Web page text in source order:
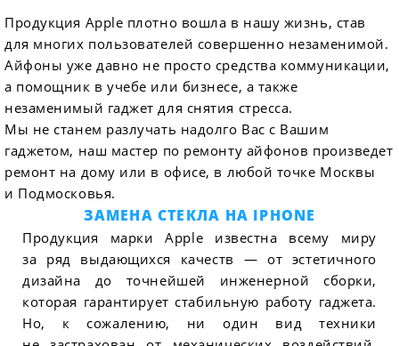
Продукция Apple плотно вошла в нашу жизнь, став
для многих пользователей совершенно незаменимой.
Айфоны уже давно не просто средства коммуникации,
а помощник в учебе или бизнесе, а также
незаменимый гаджет для снятия стресса.
Мы не станем разлучать надолго Вас с Вашим
гаджетом, наш мастер по ремонту айфонов произведет
ремонт на дому или в офисе, в любой точке Москвы
и Подмосковья.
ЗАМЕНА СТЕКЛА НА IPHONE
Продукция марки Apple известна всему миру
за ряд выдающихся качеств — от эстетичного
дизайна до точнейшей инженерной сборки,
которая гарантирует стабильную работу гаджета.
Но, к сожалению, ни один вид техники